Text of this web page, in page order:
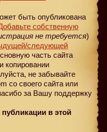
быть опубликована
собственную
не требуется)
/следующей
часть сайта
копировании
не забывайте
со своего сайта или
за Вашу поддержку
в этой